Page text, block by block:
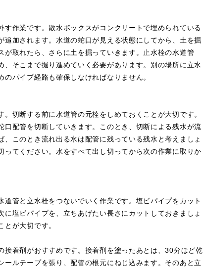
す作業です。散水ボックスがコンクリートで埋められている
加されます。水道の蛇口が見える状態にしてから、土を掘
が取れたら、さらに土を掘っていきます。止水栓の水道管
、そこまで掘り進めていく必要があります。別の場所に立水
パイプ経路も確保しなければなりません。
切断する前に水道管の元栓をしめておくことが大切です。
口配管を切断していきます。このとき、切断による残水が流
このとき流れ出る水は配管に残っている残水と考えましょ
ってください。水をすべて出し切ってから次の作業に取りか
管と立水栓をつないでいく作業です。塩ビパイプをカット
に塩ビパイプを、立ちあげたい長さにカットしておきましょ
が大切です。
接着剤がおすすめです。接着剤を塗ったあとは、30分ほど乾
ルテープを張り、配管の根元にねじ込みます。そのあと立